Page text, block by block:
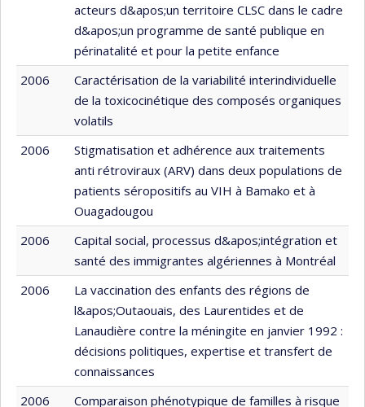
acteurs d&apos;un territoire CLSC dans le cadre
d&apos;un programme de santé publique en
périnatalité et pour la petite enfance
2006
Caractérisation de la variabilité interindividuelle
de la toxicocinétique des composés organiques
volatils
2006
Stigmatisation et adhérence aux traitements
anti rétroviraux (ARV) dans deux populations de
patients séropositifs au VIH à Bamako et à
Ouagadougou
2006
Capital social, processus d&apos;intégration et
santé des immigrantes algériennes à Montréal
2006
La vaccination des enfants des régions de
l&apos;Outaouais, des Laurentides et de
Lanaudière contre la méningite en janvier 1992 :
décisions politiques, expertise et transfert de
connaissances
2006
Comparaison phénotypique de familles à risque